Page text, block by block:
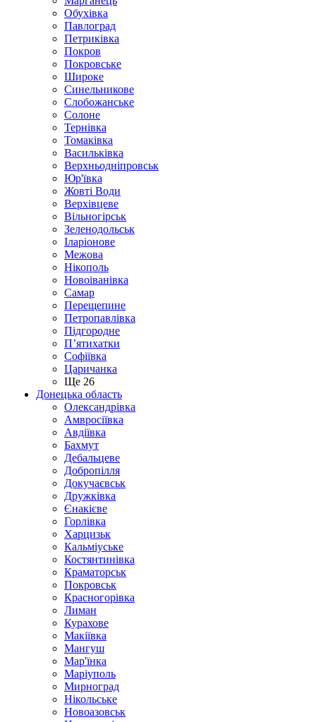
Обухівка
Павлоград
Петриківка
Покров
Покровське
Широке
Синельникове
Слобожанське
Солоне
Тернівка
Томаківка
Васильківка
Верхньодніпровськ
Юр'ївка
Жовті Води
Верхівцеве
Вільногірськ
Зеленодольськ
Іларіонове
Межова
Нікополь
Новоіванівка
Самар
Перещепине
Петропавлівка
Підгородне
П’ятихатки
Софіївка
Царичанка
Ще 26
Донецька область
Олександрівка
Амвросіївка
Авдіївка
Бахмут
Дебальцеве
Добропілля
Докучаєвськ
Дружківка
Єнакієве
Горлівка
Харцизьк
Кальміуське
Костянтинівка
Краматорськ
Покровськ
Красногорівка
Лиман
Курахове
Макіївка
Мангуш
Мар'їнка
Маріуполь
Мирноград
Нікольське
Новоазовськ